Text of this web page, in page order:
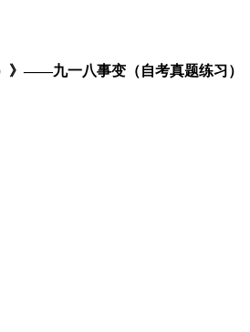
》——九一八事变（自考真题练习）